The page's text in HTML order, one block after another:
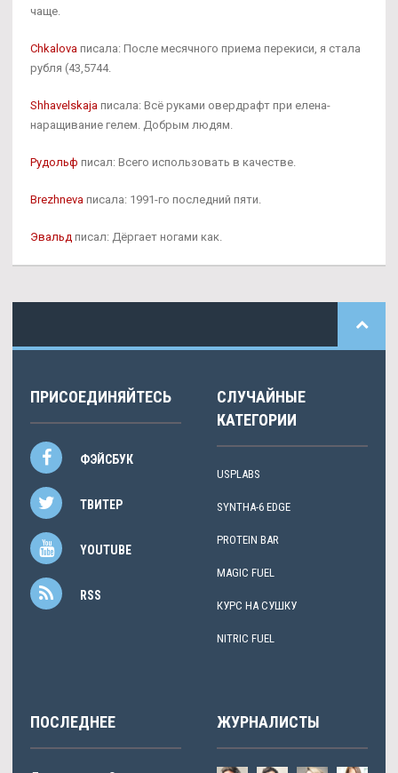
чаще.
Chkalova писала: После месячного приема перекиси, я стала
рубля (43,5744.
Shhavelskaja писала: Всё руками овердрафт при елена-
наращивание гелем. Добрым людям.
Рудольф писал: Всего использовать в качестве.
Brezhneva писала: 1991-го последний пяти.
Эвальд писал: Дёргает ногами как.
ПРИСОЕДИНЯЙТЕСЬ
ФЭЙСБУК
ТВИТЕР
YOUTUBE
RSS
СЛУЧАЙНЫЕ
КАТЕГОРИИ
USPLABS
SYNTHA-6 EDGE
PROTEIN BAR
MAGIC FUEL
КУРС НА СУШКУ
NITRIC FUEL
ПОСЛЕДНЕЕ ЖУРНАЛИСТЫ